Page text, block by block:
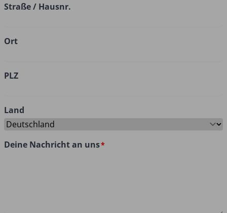
Straße / Hausnr.
Ort
PLZ
Land
Deine Nachricht an uns